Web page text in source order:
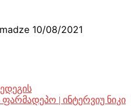
10/08/2021
| ინტერვიუ ნიკი